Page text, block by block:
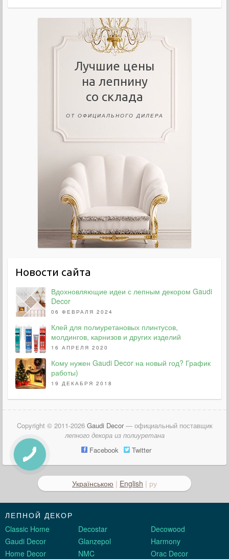
Лучшие цены
на лепнину
со склада
ОТ ОФИЦИАЛЬНОГО ДИЛЕРА
Новости сайта
Вдохновляющие идеи с лепным декором Gaudi
Decor
06 ФЕВРАЛЯ 2024
Клей для полиуретановых плинтусов,
молдингов, карнизов и других изделий
16 АПРЕЛЯ 2020
Кому нужен Gaudi Decor на новый год? График
работы)
19 ДЕКАБРЯ 2018
Copyright © 2011-2026 Gaudi Decor— официальный поставщик
лепного декора из полиуретана
Facebook
Twitter
Українською | English | ру
ЛЕПНОЙ ДЕКОР
Classic Home
Decostar
Decowood
Gaudi Decor
Glanzepol
Harmony
Home Decor
NMC Orac Decor